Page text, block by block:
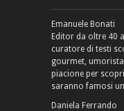
Emanuele Bonati
Editor da oltre 40
curatore di testi
gourmet,
piacione per
saranno famosi
Daniela Ferrando